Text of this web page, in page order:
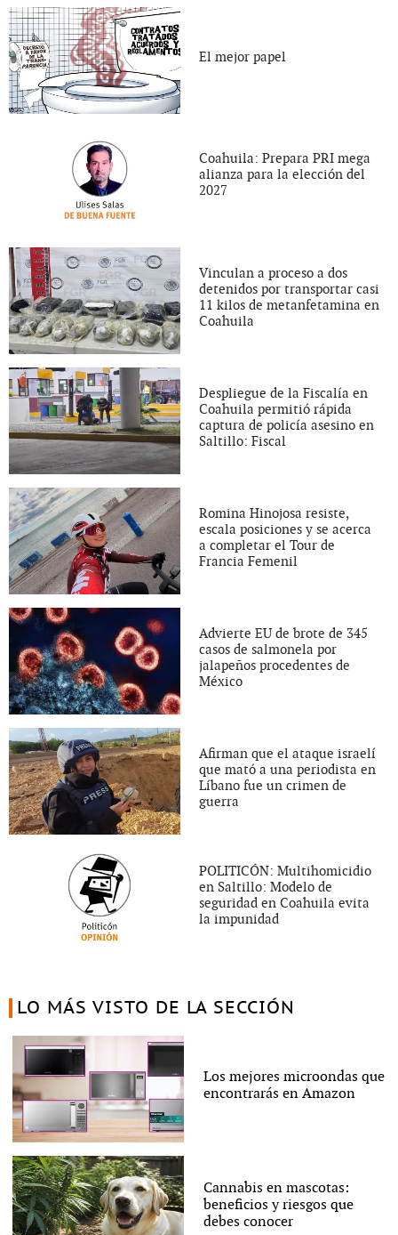
El mejor papel
Coahuila: Prepara PRI mega
alianza para la elección del
2027
Vinculan a proceso a dos
detenidos por transportar casi
11 kilos de metanfetamina en
Coahuila
Despliegue de la Fiscalía en
Coahuila permitió rápida
captura de policía asesino en
Saltillo: Fiscal
Romina Hinojosa resiste,
escala posiciones y se acerca
a completar el Tour de
Francia Femenil
Advierte EU de brote de 345
casos de salmonela por
jalapeños procedentes de
México
Afirman que el ataque israelí
que mató a una periodista en
Líbano fue un crimen de
guerra
POLITICÓN: Multihomicidio
en Saltillo: Modelo de
seguridad en Coahuila evita
la impunidad
LO MÁS VISTO DE LA SECCIÓN
Los mejores microondas que
encontrarás en Amazon
Cannabis en mascotas:
beneficios y riesgos que
debes conocer